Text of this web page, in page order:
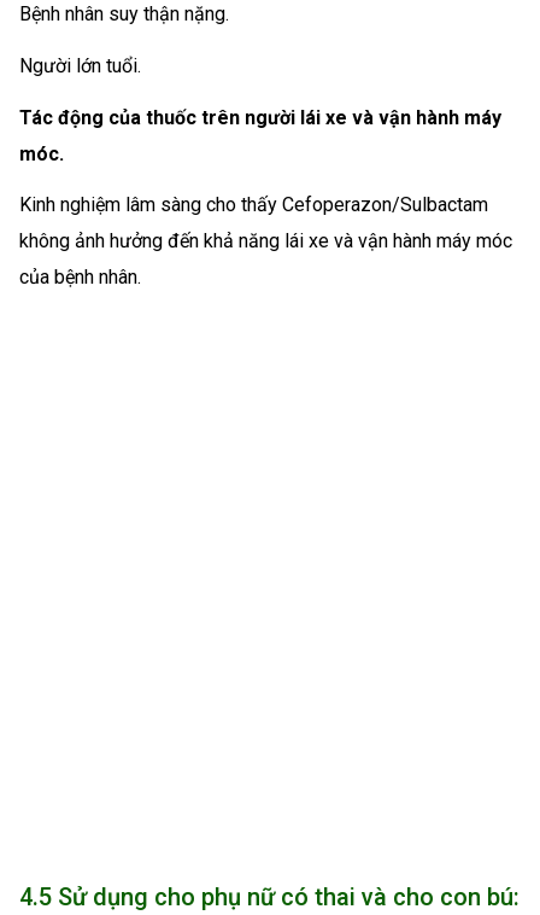
Bệnh nhân suy thận nặng.
Người lớn tuổi.
Tác động của thuốc trên người lái xe và vận hành máy
móc.
Kinh nghiệm lâm sàng cho thấy Cefoperazon/Sulbactam
không ảnh hưởng đến khả năng lái xe và vận hành máy móc
của bệnh nhân.
4.5 Sử dụng cho phụ nữ có thai và cho con bú: